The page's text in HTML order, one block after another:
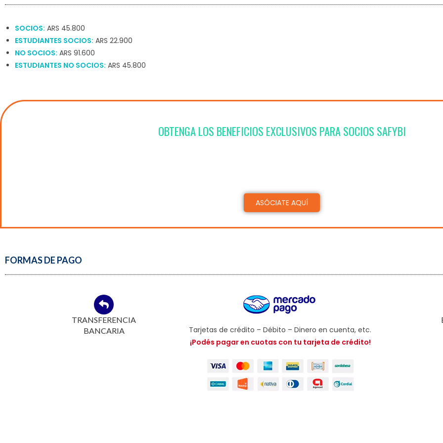
SOCIOS: ARS 45.800
ESTUDIANTES SOCIOS: ARS 22.900
NO SOCIOS: ARS 91.600
ESTUDIANTES NO SOCIOS: ARS 45.800
OBTENGA LOS BENEFICIOS EXCLUSIVOS PARA SOCIOS SAFYBI
ASÓCIATE AQUÍ
FORMAS DE PAGO
TRANSFERENCIA
BANCARIA
Tarjetas de crédito – Débito – Dinero en cuenta, etc.
¡Podés pagar en cuotas con tu tarjeta de crédito!